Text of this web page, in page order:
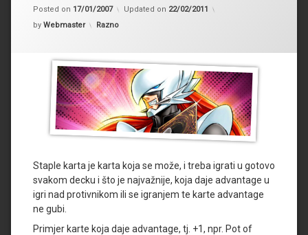
Posted on 17/01/2007 Updated on 22/02/2011
by Webmaster Kategorije:
Razno
Staple karta je karta koja se može, i treba igrati u gotovo
svakom decku i što je najvažnije, koja daje advantage u
igri nad protivnikom ili se igranjem te karte advantage
ne gubi.
Primjer karte koja daje advantage, tj. +1, npr. Pot of